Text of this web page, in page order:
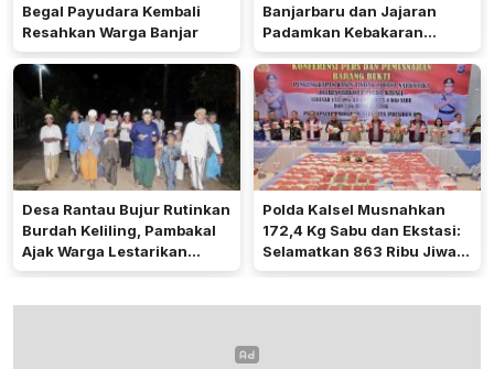
Begal Payudara Kembali
Resahkan Warga Banjar
Banjarbaru dan Jajaran
Padamkan Kebakaran
Lahan
Desa Rantau Bujur Rutinkan
Burdah Keliling, Pambakal
Ajak Warga Lestarikan
Tradisi Keagamaan
Polda Kalsel Musnahkan
172,4 Kg Sabu dan Ekstasi:
Selamatkan 863 Ribu Jiwa
dan Hemat Biaya Rehab Rp.